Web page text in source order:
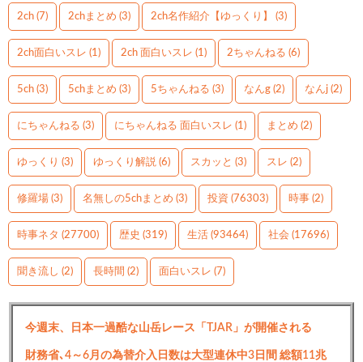
2ch (7) 2chまとめ (3) 2ch名作紹介【ゆっくり】 (3)
2ch面白いスレ (1) 2ch 面白いスレ (1) 2ちゃんねる (6)
5ch (3) 5chまとめ (3) 5ちゃんねる (3) なんg (2) なんj (2)
にちゃんねる (3) にちゃんねる 面白いスレ (1) まとめ (2)
ゆっくり (3) ゆっくり解説 (6) スカッと (3) スレ (2)
修羅場 (3) 名無しの5chまとめ (3) 投資 (76303) 時事 (2)
時事ネタ (27700) 歴史 (319) 生活 (93464) 社会 (17696)
聞き流し (2) 長時間 (2) 面白いスレ (7)
今週末、日本一過酷な山岳レース「TJAR」が開催される
財務省､4～6月の為替介入日数は大型連休中3日間 総額11兆